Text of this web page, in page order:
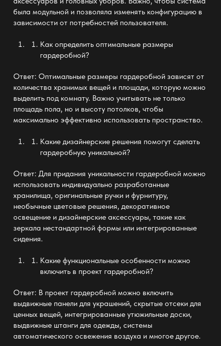
была модульной и позволяла изменять конфигурацию в
зависимости от потребностей пользователя.
Как определить оптимальные размеры
гардеробной?
Ответ: Оптимальные размеры гардеробнойзависят от
количества хранимых вещей и площади, которую можно
выделить под комнату. Важно учитывать не только
площадь пола, но и высоту потолков, чтобы
максимально эффективно использовать пространство.
Какие дизайнерские решения помогут сделать
гардеробнуюуникальной?
Ответ: Для придания уникальности гардеробнойможно
использовать индивидуально разработанные
хранилища, оригинальные ручки и фурнитуру,
необычные цветовые решения, декоративное
освещение и дизайнерские аксессуары, такие как
зеркала нестандартной формы или интегрированные
сидения.
Какие функциональные особенности можно
включить в проект гардеробной?
Ответ: В проект гардеробнойможно включить
выдвижные панели для украшений, скрытые отсеки для
ценных вещей, интегрированные утюжильные доски,
выдвижные штанги для одежды, системы
автоматического освежения воздуха и многое другое.